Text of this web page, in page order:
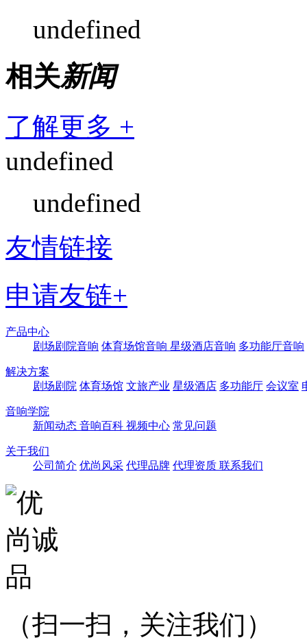
undefined
相关新闻
了解更多 +
undefined
undefined
友情链接
申请友链+
产品中心
剧场剧院音响 体育场馆音响 星级酒店音响 多功能厅音响
解决方案
剧场剧院 体育场馆 文旅产业 星级酒店 多功能厅 会议室
音响学院
新闻动态 音响百科 视频中心 常见问题
关于我们
公司简介 优尚风采 代理品牌 代理资质 联系我们
（扫一扫，关注我们）